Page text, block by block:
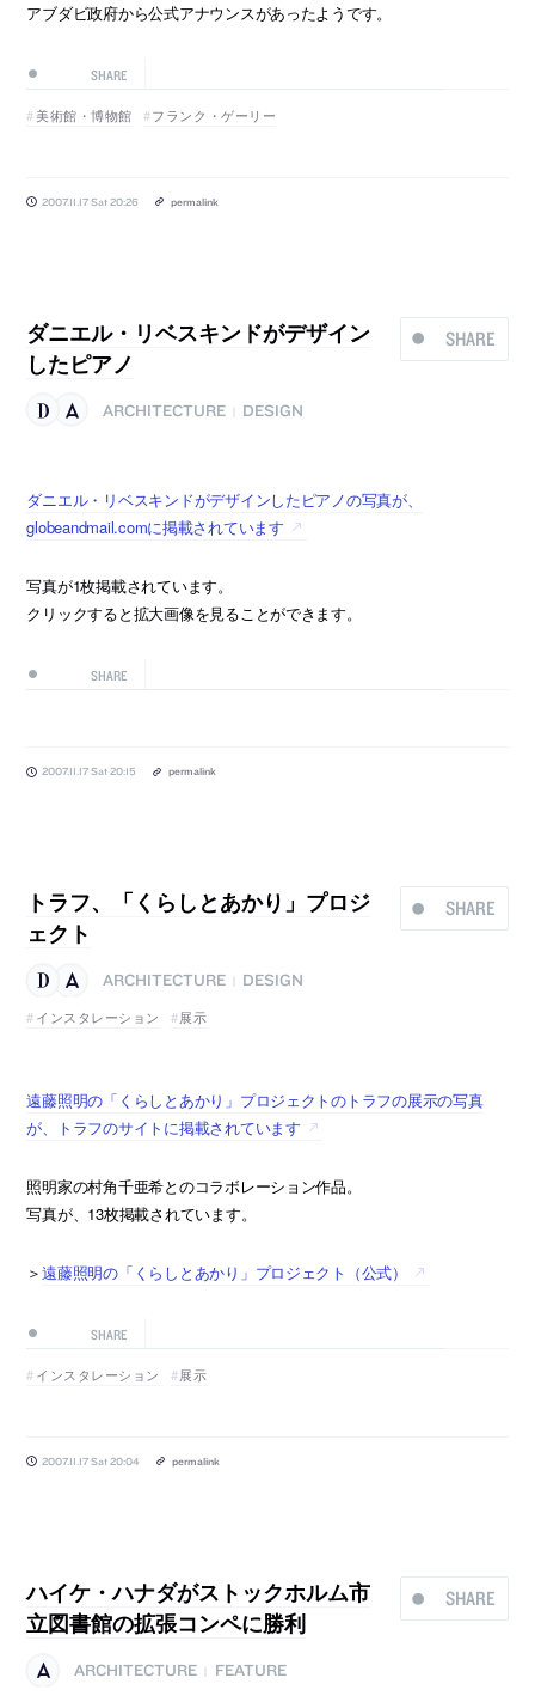
アブダビ政府から公式アナウンスがあったようです。
SHARE
美術館・博物館 フランク・ゲーリー
2007.11.17 Sat 20:26 permalink
SHARE
ダニエル・リベスキンドがデザイン
したピアノ
ARCHITECTURE DESIGN
ダニエル・リベスキンドがデザインしたピアノの写真が、
globeandmail.comに掲載されています
写真が1枚掲載されています。
クリックすると拡大画像を見ることができます。
SHARE
2007.11.17 Sat 20:15 permalink
SHARE
トラフ、「くらしとあかり」プロジ
ェクト
ARCHITECTURE
DESIGN
インスタレーション
展示
遠藤照明の「くらしとあかり」プロジェクトのトラフの展示の写真
が、トラフのサイトに掲載されています
照明家の村角千亜希とのコラボレーション作品。
写真が、13枚掲載されています。
＞遠藤照明の「くらしとあかり」プロジェクト（公式）
SHARE
インスタレーション 展示
2007.11.17 Sat 20:04 permalink
SHARE
ハイケ・ハナダがストックホルム市
立図書館の拡張コンペに勝利
ARCHITECTURE
FEATURE